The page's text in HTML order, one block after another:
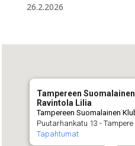
26.2.2026
Tampereen
Ravintola Lilia
Tampereen Suomalainen
Puutarhankatu 13 - Tampere
Tapahtumat